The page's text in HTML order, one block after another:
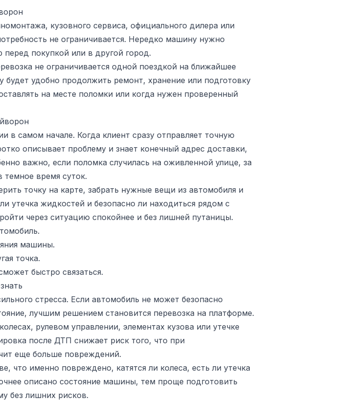
кузовного сервиса, официального дилера или
не ограничивается. Нередко машину нужно
покупкой или в другой город.
не ограничивается одной поездкой на ближайшее
удобно продолжить ремонт, хранение или подготовку
на месте поломки или когда нужен проверенный
самом начале. Когда клиент сразу отправляет точную
описывает проблему и знает конечный адрес доставки,
важно, если поломка случилась на оживленной улице, за
время суток.
точку на карте, забрать нужные вещи из автомобиля и
утечка жидкостей и безопасно ли находиться рядом с
через ситуацию спокойнее и без лишней путаницы.
машины.
точка.
быстро связаться.
стресса. Если автомобиль не может безопасно
лучшим решением становится перевозка на платформе.
рулевом управлении, элементах кузова или утечке
после ДТП снижает риск того, что при
еще больше повреждений.
что именно повреждено, катятся ли колеса, есть ли утечка
описано состояние машины, тем проще подготовить
без лишних рисков.